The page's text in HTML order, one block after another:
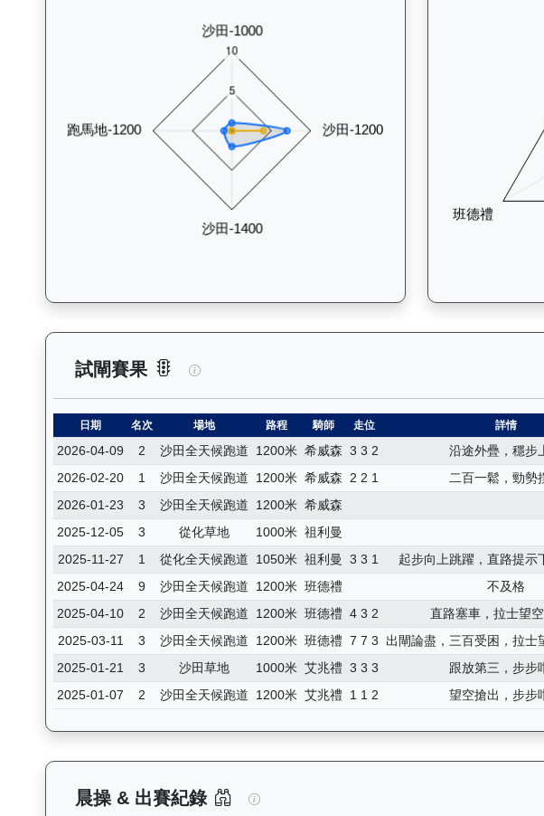
試閘賽果 逍遙人生（J427）— 試閘賽果紀錄：查
日期 名次 場地 路程 騎師 走位 詳情
2026-04-09 2 沙田全天候跑道 1200米 希威森 3 3 2
沿途外疊，穩步
2026-02-20
1 沙田全天候跑道 1200米 希威森 2 2 1
二百一鬆，勁勢
2026-01-23
3 沙田全天候跑道 1200米 希威森
2025-12-05
3 從化草地 1000米 祖利曼
2025-11-27
1 從化全天候跑道 1050米 祖利曼 3 3 1
起步向上跳躍，直路提示
2025-04-24
9 沙田全天候跑道 1200米 班德禮
不及格
2025-04-10
2 沙田全天候跑道 1200米 班德禮 4 3 2
直路塞車，拉士望空
2025-03-11
3 沙田全天候跑道 1200米 班德禮 7 7 3
出閘論盡，三百受困，拉士
2025-01-21
3 沙田草地 1000米 艾兆禮 3 3 3
跟放第三，步步
2025-01-07
2 沙田全天候跑道 1200米 艾兆禮 1 1 2 望空搶出，步步
晨操 & 出賽紀錄 逍遙人生（J427）— 晨操及出賽